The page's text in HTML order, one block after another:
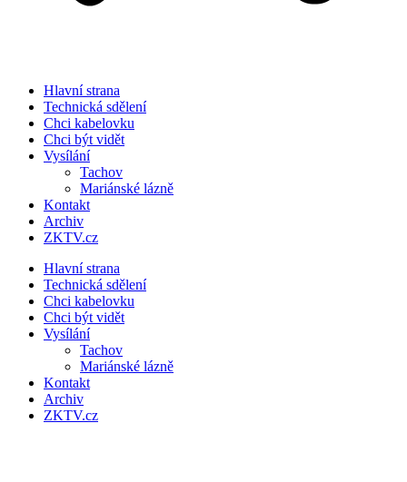
Hlavní strana
Technická sdělení
Chci kabelovku
Chci být vidět
Vysílání
Tachov
Mariánské lázně
Kontakt
Archiv
ZKTV.cz
Hlavní strana
Technická sdělení
Chci kabelovku
Chci být vidět
Vysílání
Tachov
Mariánské lázně
Kontakt
Archiv
ZKTV.cz